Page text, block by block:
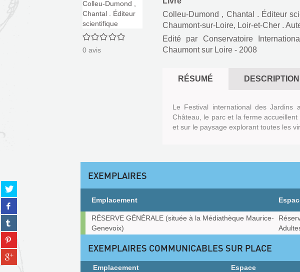
Partager
sur
twitter
(Nouvelle
fenêtre)
Partager
sur
facebook
(Nouvelle
fenêtre)
Partager
sur
tumblr
(Nouvelle
fenêtre)
Partager
sur
pinterest
(Nouvelle
Partager
sur
0/5
0 avis
Colleu-Dumond , Chantal . Éditeur
Chaumont-sur-Loire, Loir-et-Cher .
Edité par Conservatoire
Chaumont sur Loire - 2008
RÉSUMÉ DESCRIPTION
Le Festival international des
Château, le parc et la ferme
et sur le paysage explorant toutes les
EXEMPLAIRES
Exemplaires
Emplacement
RÉSERVE GÉNÉRALE (située à la Médiathèque Maurice-
Genevoix)
EXEMPLAIRES COMMUNICABLES SUR PLACE
Emplacement Espace